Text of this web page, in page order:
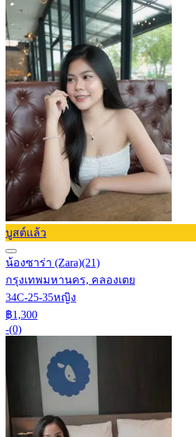
บูสต์แล้ว
น้องซาร่า (Zara)(21)
กรุงเทพมหานคร, คลองเตย
34C-25-35หญิง
฿1,300
-(0)